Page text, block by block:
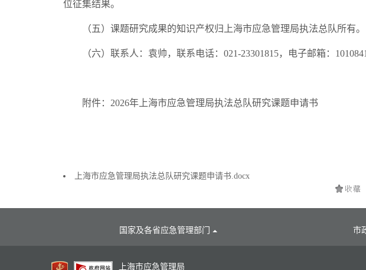
位征集结果。
（五）课题研究成果的知识产权归上海市应急管理局执法总队所有。
（六）联系人：袁帅，联系电话：021-23301815，电子邮箱：
附件：2026年上海市应急管理局执法总队研究课题申请书
上海市应急管理局执法总队研究课题申请书.docx
国家及各省应急管理部门 市
上海市应急管理局